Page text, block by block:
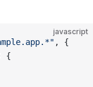
javascript
, {
{